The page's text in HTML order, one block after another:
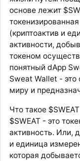
основе лежит
(криптоактив и
активности,
токеном
понятный dApp
Sweat Wallet -
миру и
Что такое $SWEAT
$SWEAT - это
активность. Или,
и единица
которая